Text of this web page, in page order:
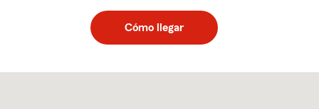
Cómo llegar
to